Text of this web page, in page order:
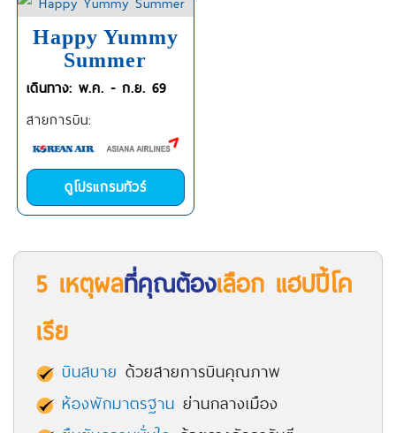
Happy Yummy
Summer
เดินทาง: พ.ค. - ก.ย. 69
สายการบิน:
ดูโปรแกรมทัวร์
5 เหตุผลที่คุณต้องเลือก แฮปปี้โค
เรีย
บินสบาย ด้วยสายการบินคุณภาพ
ห้องพักมาตรฐาน ย่านกลางเมือง